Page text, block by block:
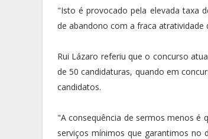
"Isto é provocado pela elevada taxa
de abandono com a fraca
Rui Lázaro referiu que o concurso
de 50 candidaturas, quando em
candidatos.
"A consequência de sermos menos é
serviços mínimos que garantimos no